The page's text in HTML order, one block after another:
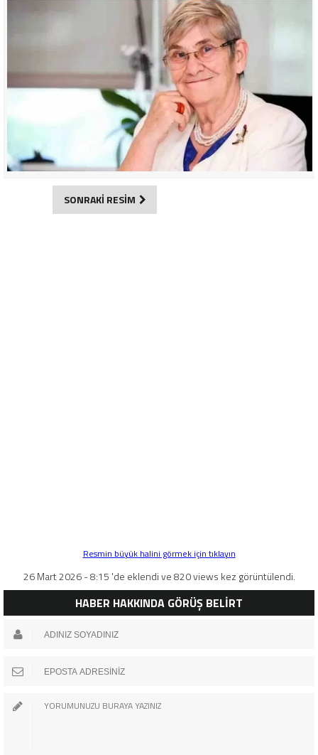
SONRAKİ RESİM
Resmin büyük halini görmek için tıklayın
26 Mart 2026 - 8:15 'de eklendi ve 820 views kez görüntülendi.
HABER HAKKINDA GÖRÜŞ BELİRT